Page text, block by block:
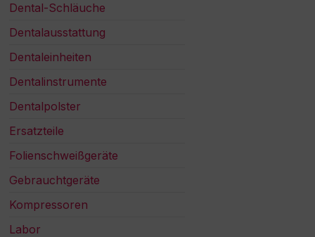
Dental-Schläuche
Dentalausstattung
Dentaleinheiten
Dentalinstrumente
Dentalpolster
Ersatzteile
Folienschweißgeräte
Gebrauchtgeräte
Kompressoren
Labor